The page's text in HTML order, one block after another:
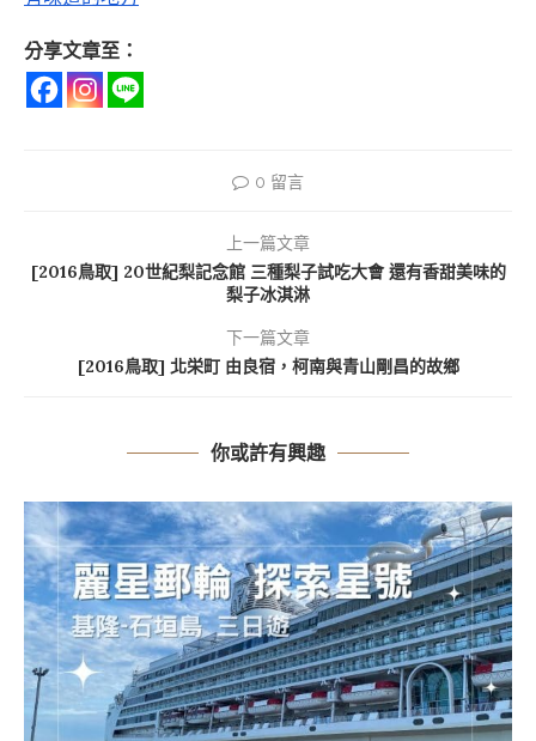
分享文章至：
0 留言
上一篇文章
[2016鳥取] 20世紀梨記念館 三種梨子試吃大會 還有香甜美味的
梨子冰淇淋
下一篇文章
[2016鳥取] 北栄町 由良宿，柯南與青山剛昌的故鄉
你或許有興趣